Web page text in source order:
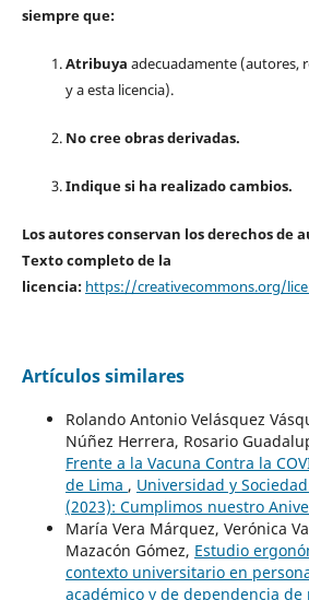
siempre que:
Atribuya adecuadamente (autores,
y a esta licencia).
No cree obras derivadas.
Indique si ha realizado cambios.
Los autores conservan los derechos de
Texto completo de la
licencia: https://creativecommons.org/
Artículos similares
Rolando Antonio Velásquez
Núñez Herrera, Rosario
Frente a la Vacuna Contra la
de Lima , Universidad y
(2023): Cumplimos nuestro
María Vera Márquez, Verónica
Mazacón Gómez, Estudio
contexto universitario en
académico y de dependencia